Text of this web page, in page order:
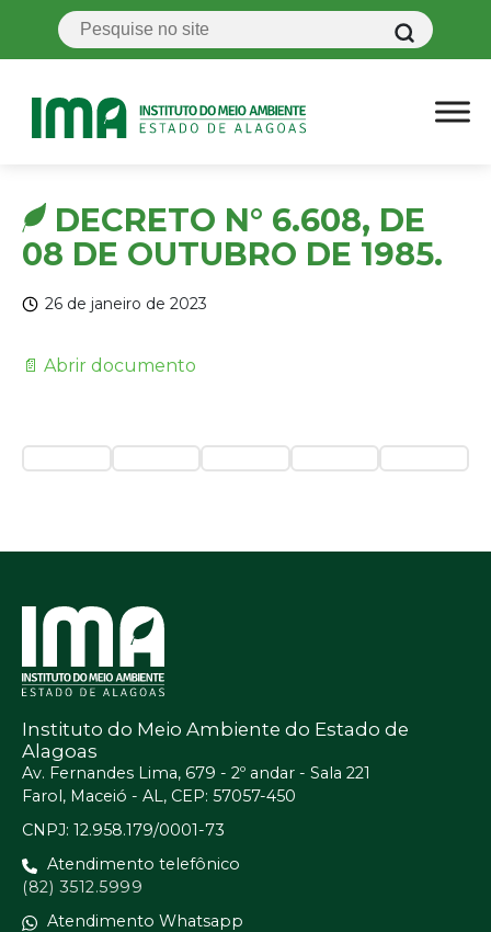
DECRETO N° 6.608, DE
08 DE OUTUBRO DE 1985.
26 de janeiro de 2023
📄 Abrir documento
Instituto do Meio Ambiente do Estado de
Alagoas
Av. Fernandes Lima, 679 - 2º andar - Sala 221
Farol, Maceió - AL, CEP: 57057-450
CNPJ: 12.958.179/0001-73
Atendimento telefônico
(82) 3512.5999
Atendimento Whatsapp